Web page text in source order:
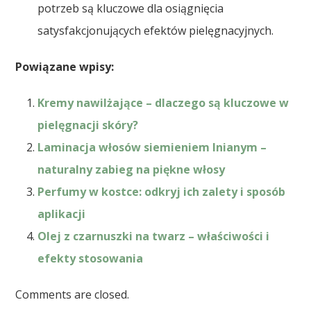
potrzeb są kluczowe dla osiągnięcia
satysfakcjonujących efektów pielęgnacyjnych.
Powiązane wpisy:
Kremy nawilżające – dlaczego są kluczowe w
pielęgnacji skóry?
Laminacja włosów siemieniem lnianym –
naturalny zabieg na piękne włosy
Perfumy w kostce: odkryj ich zalety i sposób
aplikacji
Olej z czarnuszki na twarz – właściwości i
efekty stosowania
Comments are closed.